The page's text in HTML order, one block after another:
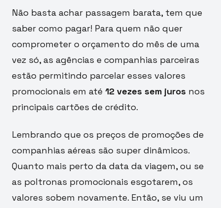
Não basta achar passagem barata, tem que
saber como pagar! Para quem não quer
comprometer o orçamento do mês de uma
vez só, as agências e companhias parceiras
estão permitindo parcelar esses valores
promocionais em até 12 vezes sem juros nos
principais cartões de crédito.
Lembrando que os preços de promoções de
companhias aéreas são super dinâmicos.
Quanto mais perto da data da viagem, ou se
as poltronas promocionais esgotarem, os
valores sobem novamente. Então, se viu um